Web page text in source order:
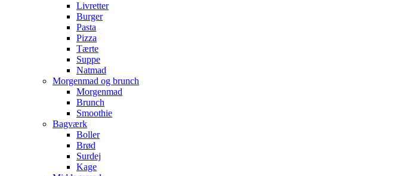
Livretter
Burger
Pasta
Pizza
Tærte
Suppe
Natmad
Morgenmad og brunch
Morgenmad
Brunch
Smoothie
Bagværk
Boller
Brød
Surdej
Kage